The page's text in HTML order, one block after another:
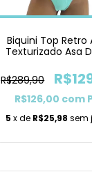
Biquini Top Retro
Texturizado Asa
R$289,90
R$126,00 com
5 x de R$25,98 sem